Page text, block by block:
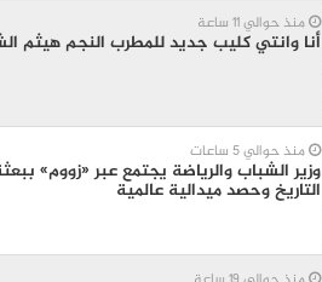
منذ حوالي 11 ساعة
أنا وانتي كليب جديد للمطرب النجم هيثم
منذ حوالي 5 ساعات
وزير الشباب والرياضة يجتمع عبر «زووم»
التاريخ وحصد ميدالية عالمية